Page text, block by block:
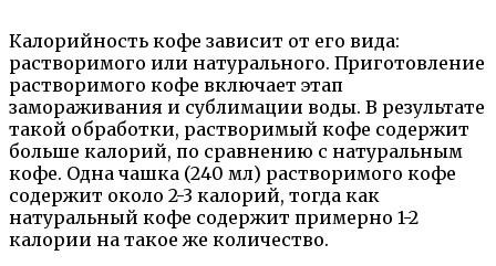
Калорийность кофе зависит от его вида:
растворимого или натурального. Приготовление
растворимого кофе включает этап
замораживания и сублимации воды. В результате
такой обработки, растворимый кофе содержит
больше калорий, по сравнению с натуральным
кофе. Одна чашка (240 мл) растворимого кофе
содержит около 2-3 калорий, тогда как
натуральный кофе содержит примерно 1-2
калории на такое же количество.